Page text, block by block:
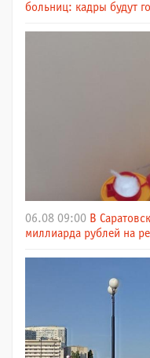
больниц: кадры будут
06.08 09:00 В
миллиарда рублей на